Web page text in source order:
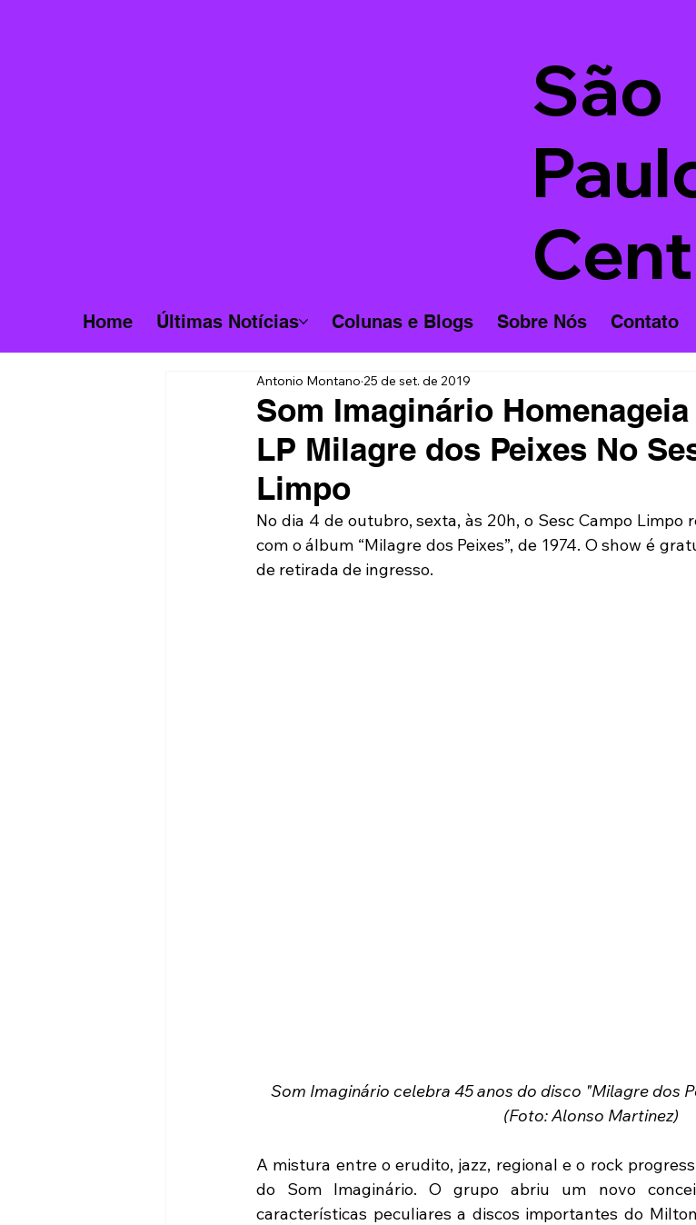
São
Home Últimas Notícias Colunas e Blogs Sobre Nós Contato
Som Imaginário
LP Milagre dos Peixes No
Limpo
Antonio Montano 25 de set. de 2019
No dia 4 de outubro, sexta, às 20h, o Sesc Campo Limpo
com o álbum “Milagre dos Peixes”, de 1974. O show é
de retirada de ingresso.
Som Imaginário celebra 45 anos do disco "Milagre dos
(Foto: Alonso Martinez)
A mistura entre o erudito, jazz, regional e o rock
do Som Imaginário. O grupo abriu um novo
características peculiares a discos importantes do